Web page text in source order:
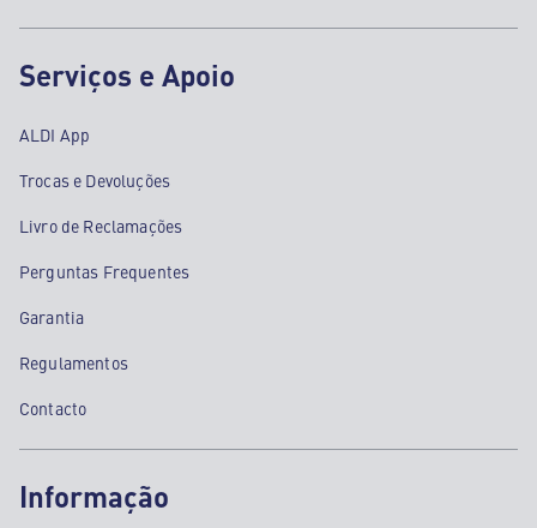
Serviços e Apoio
ALDI App
Trocas e Devoluções
Livro de Reclamações
Perguntas Frequentes
Garantia
Regulamentos
Contacto
Informação